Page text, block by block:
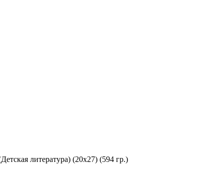
литература) (20х27) (594 гр.)